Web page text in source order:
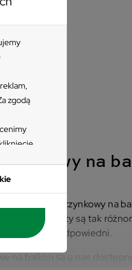
zgodą
się
z
na
zestaw wypoczynkowy na
Produkty są tak
zamówić ten odpowiedni.
na balkon są u nas